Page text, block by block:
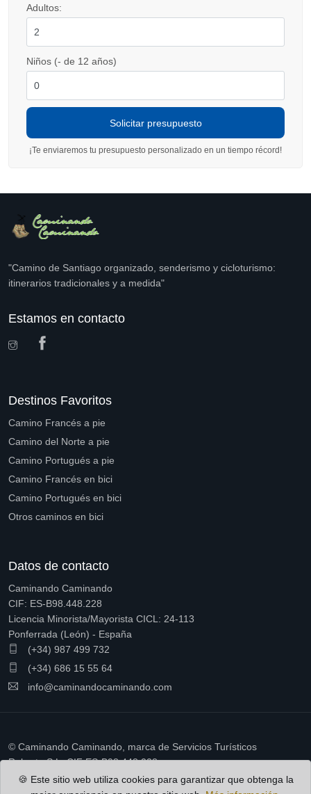
Adultos:
Niños (- de 12 años)
¡Te enviaremos tu presupuesto personalizado en un tiempo récord!
"Camino de Santiago organizado, senderismo y cicloturismo:
itinerarios tradicionales y a medida"
Estamos en contacto
Destinos Favoritos
Camino Francés a pie
Camino del Norte a pie
Camino Portugués a pie
Camino Francés en bici
Camino Portugués en bici
Otros caminos en bici
Datos de contacto
Caminando Caminando
CIF: ES-B98.448.228
Licencia Minorista/Mayorista CICL: 24-113
Ponferrada (León) - España
(+34) 987 499 732
(+34) 686 15 55 64
info@caminandocaminando.com
© Caminando Caminando, marca de Servicios Turísticos
Ruberto S.L. CIF ES-B98.448.228
🍪 Este sitio web utiliza cookies para garantizar que obtenga la